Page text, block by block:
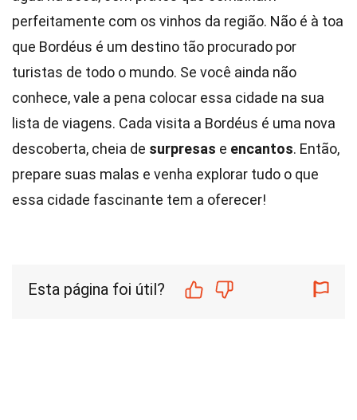
perfeitamente com os vinhos da região. Não é à toa
que Bordéus é um destino tão procurado por
turistas de todo o mundo. Se você ainda não
conhece, vale a pena colocar essa cidade na sua
lista de viagens. Cada visita a Bordéus é uma nova
descoberta, cheia de surpresas e encantos. Então,
prepare suas malas e venha explorar tudo o que
essa cidade fascinante tem a oferecer!
Esta página foi útil?